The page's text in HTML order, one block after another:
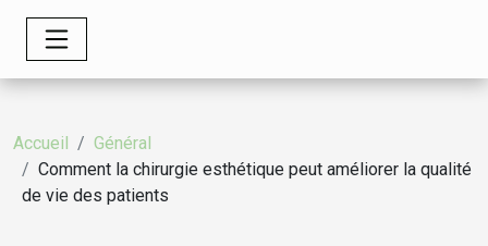
Accueil
Général
Comment la chirurgie esthétique peut améliorer la qualité
de vie des patients